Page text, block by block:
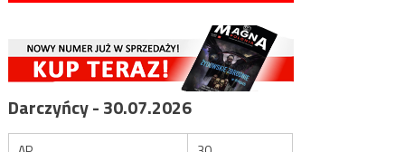
Darczyńcy - 30.07.2026